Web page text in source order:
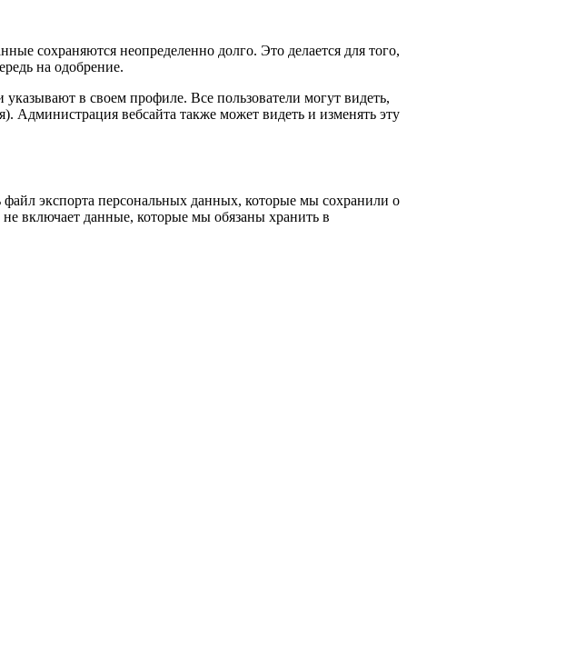
сохраняются неопределенно долго. Это делается для того,
на одобрение.
в своем профиле. Все пользователи могут видеть,
Администрация вебсайта также может видеть и изменять эту
экспорта персональных данных, которые мы сохранили о
включает данные, которые мы обязаны хранить в